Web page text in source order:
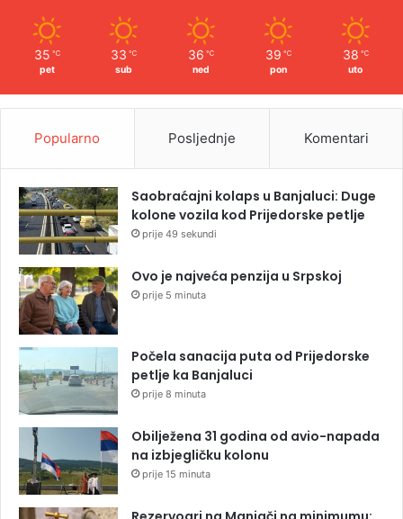
35 ℃
pet
33 ℃
sub
36 ℃
ned
39 ℃
pon
38 ℃
uto
Popularno Posljednje Komentari
Saobraćajni kolaps u Banjaluci: Duge
kolone vozila kod Prijedorske petlje
prije 49 sekundi
Ovo je najveća penzija u Srpskoj
prije 5 minuta
Počela sanacija puta od Prijedorske
petlje ka Banjaluci
prije 8 minuta
Obilježena 31 godina od avio-napada
na izbjegličku kolonu
prije 15 minuta